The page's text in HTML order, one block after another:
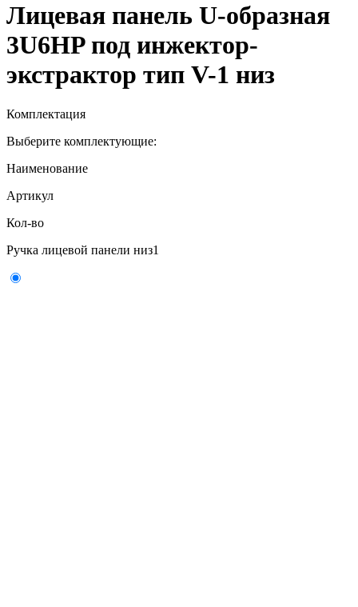
Лицевая панель U-образная
3U6HP под инжектор-
экстрактор тип V-1 низ
Комплектация
Выберите комплектующие:
Наименование
Артикул
Кол-во
Ручка лицевой панели низ1